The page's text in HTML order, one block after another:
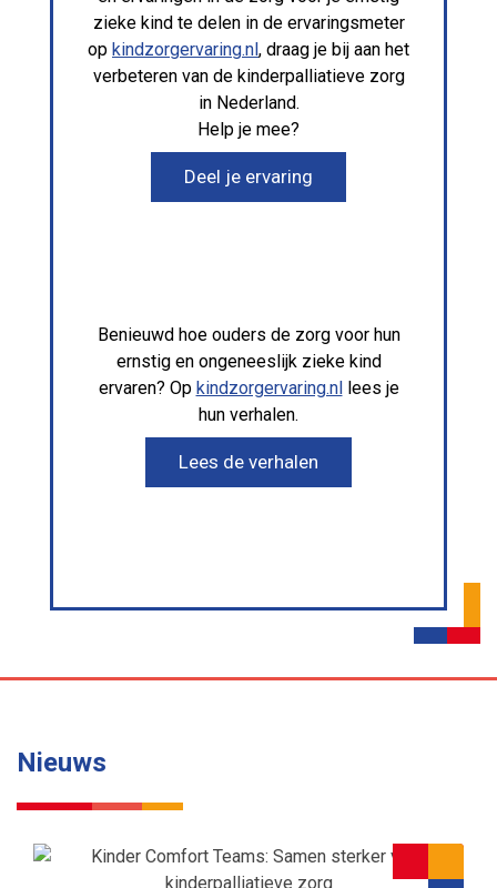
zieke kind te delen in de ervaringsmeter
op kindzorgervaring.nl , draag je bij aan het
verbeteren van de kinderpalliatieve zorg
in Nederland.
Help je mee?
Deel je ervaring
Benieuwd hoe ouders de zorg voor hun
ernstig en ongeneeslijk zieke kind
ervaren? Op kindzorgervaring.nl
lees je
hun verhalen.
Lees de verhalen
Nieuws